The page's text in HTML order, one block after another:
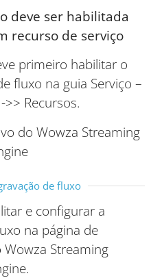
deve ser habilitada
recurso de serviço
primeiro habilitar o
fluxo na guia Serviço –
Recursos.
do Wowza Streaming
de fluxo
e configurar a
na página de
Streaming